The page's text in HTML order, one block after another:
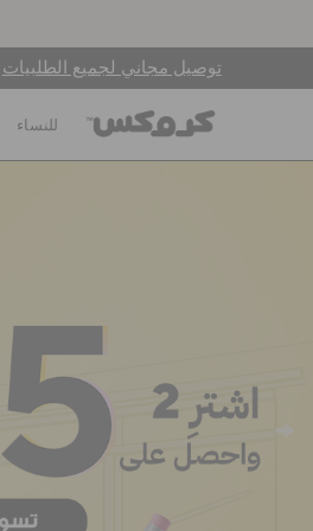
توصيل مجاني لجميع الطلبيات
للنساء